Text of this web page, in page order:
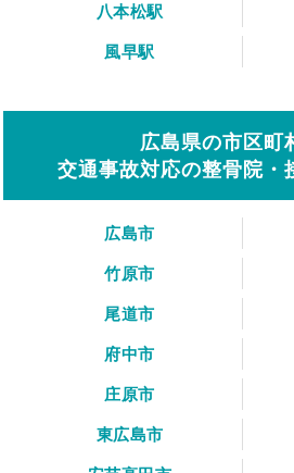
八本松駅
風早駅
広島県の市区町
交通事故対応の整骨院・
広島市
竹原市
尾道市
府中市
庄原市
東広島市